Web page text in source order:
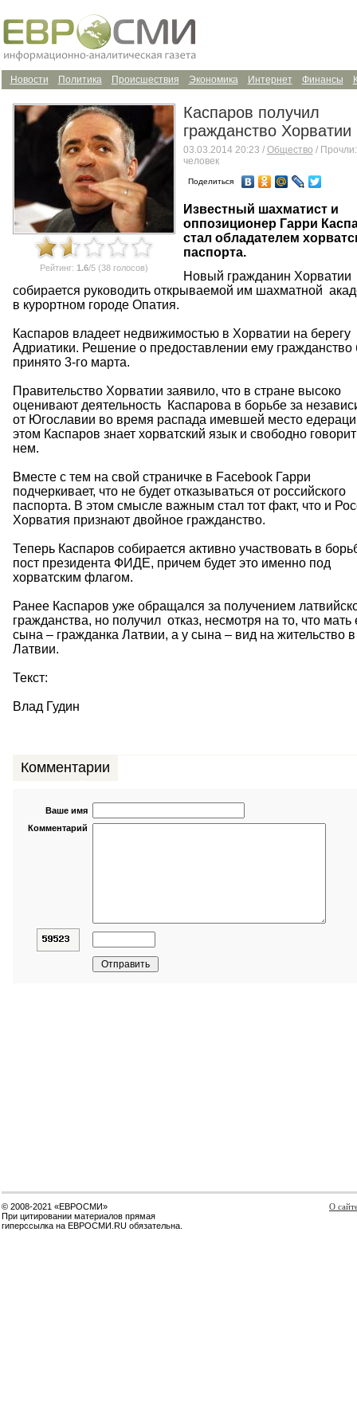
Финансы
Интернет
Экономика
Происшествия
Политика
Новости
Рейтинг: 1.6/5 (38 голосов)
Каспаров получил
гражданство Хорватии
03.03.2014 20:23 / Общество /
человек
Поделиться
Известный шахматист и
оппозиционер Гарри
стал обладателем
паспорта.
Новый гражданин Хорватии
собирается руководить открываемой им шахматной
в курортном городе Опатия.
Каспаров владеет недвижимостью в Хорватии на берегу
Адриатики. Решение о предоставлении ему гражданство
принято 3-го марта.
Правительство Хорватии заявило, что в стране высоко
оценивают деятельность Каспарова в борьбе за
от Югославии во время распада имевшей место
этом Каспаров знает хорватский язык и свободно
нем.
Вместе с тем на свой страничке в Facebook Гарри
подчеркивает, что не будет отказываться от российского
паспорта. В этом смысле важным стал тот факт, что и
Хорватия признают двойное гражданство.
Теперь Каспаров собирается активно участвовать в
пост президента ФИДЕ, причем будет это именно под
хорватским флагом.
Ранее Каспаров уже обращался за получением
гражданства, но получил отказ, несмотря на то, что мать
сына – гражданка Латвии, а у сына – вид на жительство в
Латвии.
Текст:
Влад Гудин
Комментарии
Ваше имя
Комментарий
© 2008-2021 «ЕВРОСМИ»
При цитировании материалов прямая
гиперссылка на ЕВРОСМИ.RU обязательна.
О